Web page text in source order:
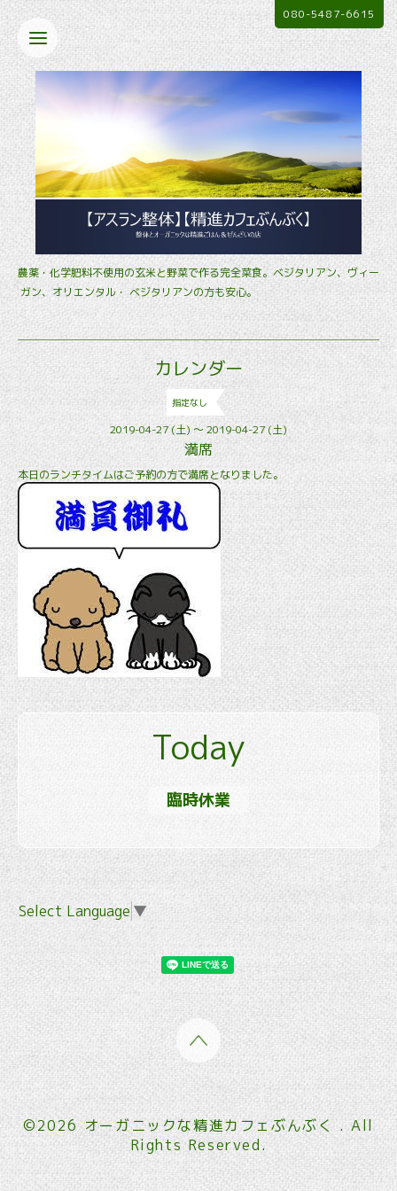
農薬・化学肥料不使用の玄米と野菜で作る完全菜食。ベジタリアン、ヴィー
ガン、オリエンタル・ ベジタリアンの方も安心。
080-5487-6615
カレンダー
指定なし
2019-04-27 (土) ～ 2019-04-27 (土)
満席
本日のランチタイムはご予約の方で満席となりました。
Today
臨時休業
Select Language ▼
©2026オーガニックな精進カフェぶんぶく. All
Rights Reserved.